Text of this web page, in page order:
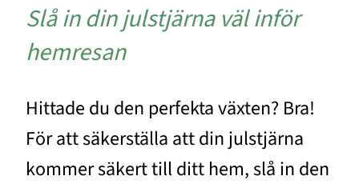
Slå in din julstjärna väl inför
hemresan
Hittade du den perfekta växten? Bra!
För att säkerställa att din julstjärna
kommer säkert till ditt hem, slå in den